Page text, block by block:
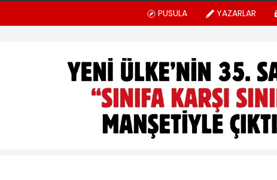
PUSULA YAZARLAR